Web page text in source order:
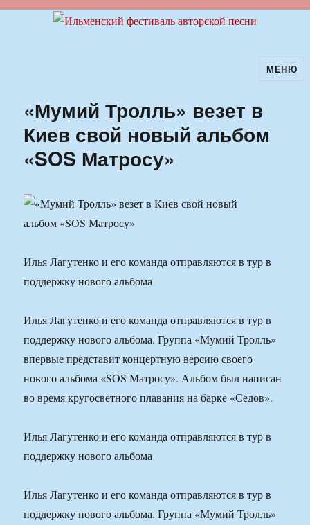
Ильменский фестиваль авторскойМЕНЮ
«Мумий Тролль» везет в
Киев свой новый альбом
«SOS Матросу»
Илья Лагутенко и его команда отправляются в тур в
поддержку нового альбома
Илья Лагутенко и его команда отправляются в тур в
поддержку нового альбома. Группа «Мумий Тролль»
впервые представит концертную версию своего
нового альбома «SOS Матросу». Альбом был написан
во время кругосветного плавания на барке «Седов».
Илья Лагутенко и его команда отправляются в тур в
поддержку нового альбома
Илья Лагутенко и его команда отправляются в тур в
поддержку нового альбома. Группа «Мумий Тролль»